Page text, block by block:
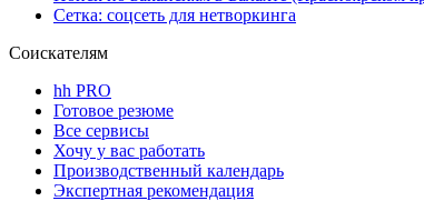
Сетка: соцсеть для нетворкинга
Соискателям
hh PRO
Готовое резюме
Все сервисы
Хочу у вас работать
Производственный календарь
Экспертная рекомендация